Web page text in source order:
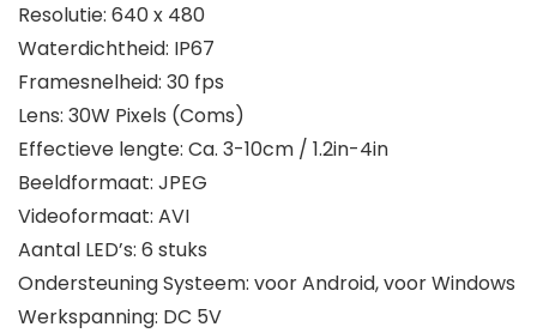
Resolutie: 640 x 480
Waterdichtheid: IP67
Framesnelheid: 30 fps
Lens: 30W Pixels (Coms)
Effectieve lengte: Ca. 3-10cm / 1.2in-4in
Beeldformaat: JPEG
Videoformaat: AVI
Aantal LED’s: 6 stuks
Ondersteuning Systeem: voor Android, voor Windows
Werkspanning: DC 5V